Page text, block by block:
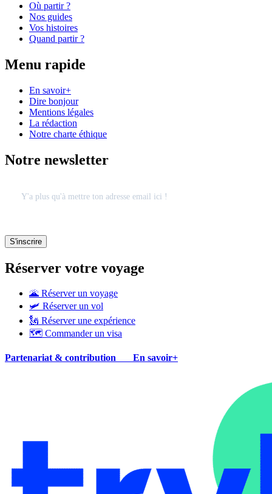
Où partir ?
Nos guides
Vos histoires
Quand partir ?
Menu rapide
En savoir+
Dire bonjour
Mentions légales
La rédaction
Notre charte éthique
Notre newsletter
Réserver votre voyage
🌋 Réserver un voyage
🛩 Réserver un vol
🗽 Réserver une expérience
🗺 Commander un visa
Partenariat & contribution En savoir+